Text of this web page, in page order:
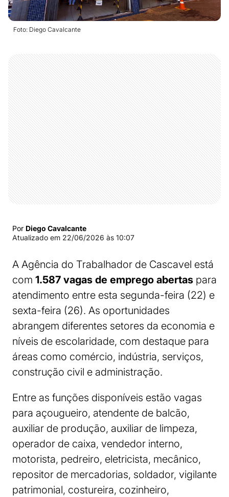
Foto: Diego Cavalcante
Por Diego Cavalcante
Atualizado em 22/06/2026 às 10:07
A Agência do Trabalhador de Cascavel está
com 1.587 vagas de emprego abertas para
atendimento entre esta segunda-feira (22) e
sexta-feira (26). As oportunidades
abrangem diferentes setores da economia e
níveis de escolaridade, com destaque para
áreas como comércio, indústria, serviços,
construção civil e administração.
Entre as funções disponíveis estão vagas
para açougueiro, atendente de balcão,
auxiliar de produção, auxiliar de limpeza,
operador de caixa, vendedor interno,
motorista, pedreiro, eletricista, mecânico,
repositor de mercadorias, soldador, vigilante
patrimonial, costureira, cozinheiro,